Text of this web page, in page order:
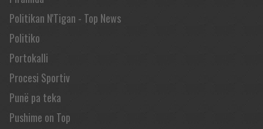
Politikan N'Tigan - Top News
Politiko
Portokalli
Procesi Sportiv
Punë pa teka
Pushime on Top